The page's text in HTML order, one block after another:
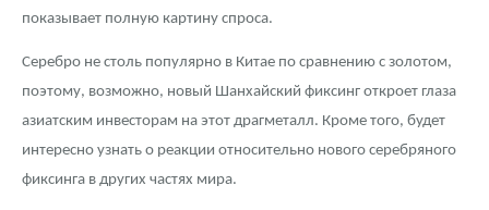
Золотая карманная галерея
Монеты и жетоны из недрагоценных металлов
Книги по нумизматике
показывает полную картину спроса.
Серебро не столь популярно в Китае по сравнению с золотом,
поэтому, возможно, новый Шанхайский фиксинг откроет глаза
азиатским инвесторам на этот драгметалл. Кроме того, будет
интересно узнать о реакции относительно нового серебряного
фиксинга в других частях мира.